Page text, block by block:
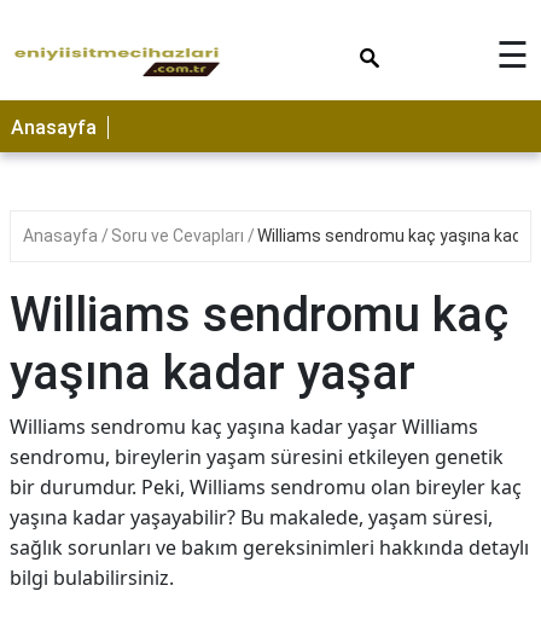
☰
Anasayfa
Anasayfa Soru ve Cevapları Williams sendromu kaç yaşına
Williams sendromu kaç
yaşına kadar yaşar
Williams sendromu kaç yaşına kadar yaşar Williams
sendromu, bireylerin yaşam süresini etkileyen genetik
bir durumdur. Peki, Williams sendromu olan bireyler kaç
yaşına kadar yaşayabilir? Bu makalede, yaşam süresi,
sağlık sorunları ve bakım gereksinimleri hakkında detaylı
bilgi bulabilirsiniz.